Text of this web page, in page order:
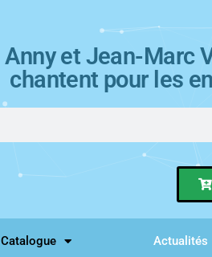
Anny et Jean-Marc
chantent pour les
Catalogue Actualités